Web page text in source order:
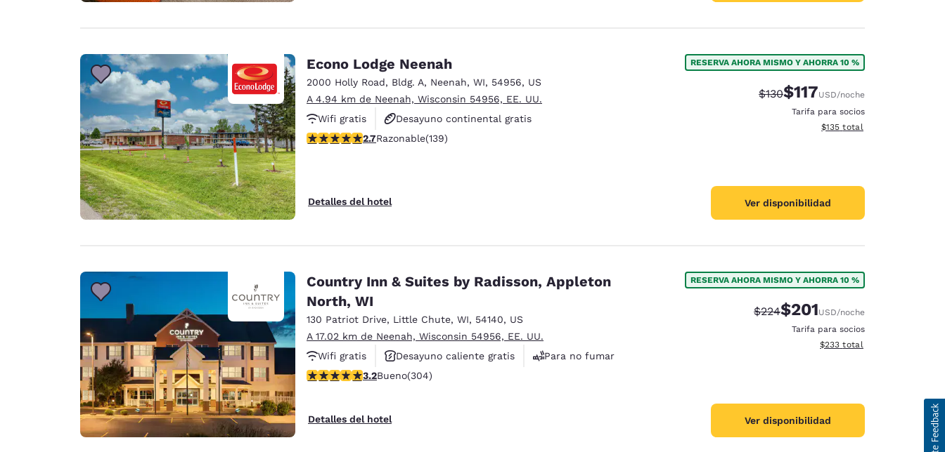
Econo Lodge Neenah
2000 Holly Road, Bldg. A, Neenah, WI, 54956, US
A 4.94 km de Neenah, Wisconsin 54956, EE. UU.
Wifi gratis
Desayuno continental gratis
Hoteles que aceptan mascotas
Calificación de 2.68 estrellas. Razonable. 139 reseñas
2.7Razonable(139)
Detalles del hotel
RESERVA AHORA MISMO Y AHORRA 10 %
Tarifa tachada:
$130Tarifa reducida:
$117USD/noche
Tarifa para socios
Ver detalles totales
$135 total
Ver disponibilidad
Country Inn & Suites by Radisson, Appleton
North, WI
130 Patriot Drive, Little Chute, WI, 54140, US
A 17.02 km de Neenah, Wisconsin 54956, EE. UU.
Wifi gratis
Desayuno caliente gratis
Para no fumar
Calificación de 3.24 estrellas. Bueno. 304 reseñas
3.2Bueno(304)
Detalles del hotel
RESERVA AHORA MISMO Y AHORRA 10 %
Tarifa tachada:
$224Tarifa reducida:
$201USD/noche
Tarifa para socios
Ver detalles totales
$233 total
Ver disponibilidad